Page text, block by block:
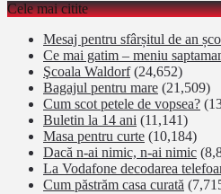
Cele mai citite
Mesaj pentru sfârșitul de an
Ce mai gatim – meniu
Şcoala Waldorf (24,652)
Bagajul pentru mare (21,509)
Cum scot petele de vopsea?
Buletin la 14 ani (11,141)
Masa pentru curte (10,184)
Dacă n-ai nimic, n-ai nimic
La Vodafone decodarea
Cum păstrăm casa curată